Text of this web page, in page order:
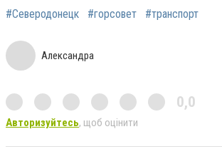
#Северодонецк
#горсовет #транспорт
Александра
0,0
Авторизуйтесь, щоб оцінити